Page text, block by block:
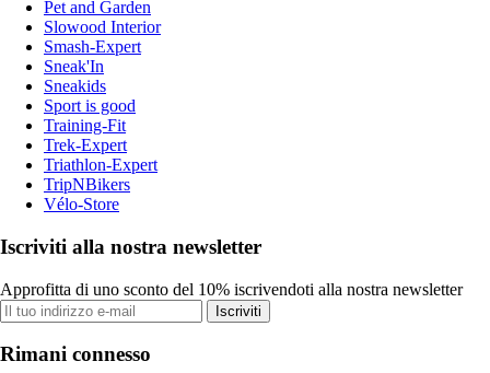
Pet and Garden
Slowood Interior
Smash-Expert
Sneak'In
Sneakids
Sport is good
Training-Fit
Trek-Expert
Triathlon-Expert
TripNBikers
Vélo-Store
Iscriviti alla nostra newsletter
Approfitta di uno sconto del 10% iscrivendoti alla nostra newsletter
Iscriviti
Rimani connesso